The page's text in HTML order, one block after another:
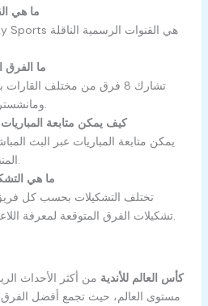
ما هي
ما الفرق
تشارك 8 فرق من مختلف
ومانشستر سيتي وأوليمبيك ليون.
كيف يمكن متابعة
يمكن متابعة المباريات عبر البث
المنصات الرقمية المعتمدة.
ما هي
تختلف التشكيلات بحسب كل
تشكيلات الفرق المتوقعة لمعرفة اللاعبين الأساسيين والبدلاء.
مباريات ‎كأس العالم للأندية من أكثر الأحداث
مستوى العالم، حيث تجمع أفضل الفرق